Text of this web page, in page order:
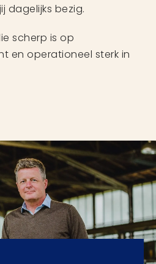
dagelijks bezig.
scherp is op
en operationeel sterk in